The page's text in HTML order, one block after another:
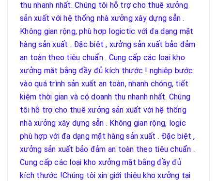
thu nhanh nhất. Chúng tôi hỗ trợ cho thuê xưởng
sản xuất với hệ thống nhà xưởng xây dựng sẵn .
Không gian rộng, phù hợp logictic với đa dạng mặt
hàng sản xuất . Đặc biệt , xưởng sản xuất bảo đảm
an toàn theo tiêu chuẩn . Cung cấp các loại kho
xưởng mặt bằng đầy đủ kích thước ! nghiệp bước
vào quá trình sản xuất an toàn, nhanh chóng, tiết
kiệm thời gian và có doanh thu nhanh nhất. Chúng
tôi hỗ trợ cho thuê xưởng sản xuất với hệ thống
nhà xưởng xây dựng sẵn . Không gian rộng, logic
phù hợp với đa dạng mặt hàng sản xuất . Đặc biệt ,
xưởng sản xuất bảo đảm an toàn theo tiêu chuẩn .
Cung cấp các loại kho xưởng mặt bằng đầy đủ
kích thước !Chúng tôi xin giới thiệu kho xưởng tại